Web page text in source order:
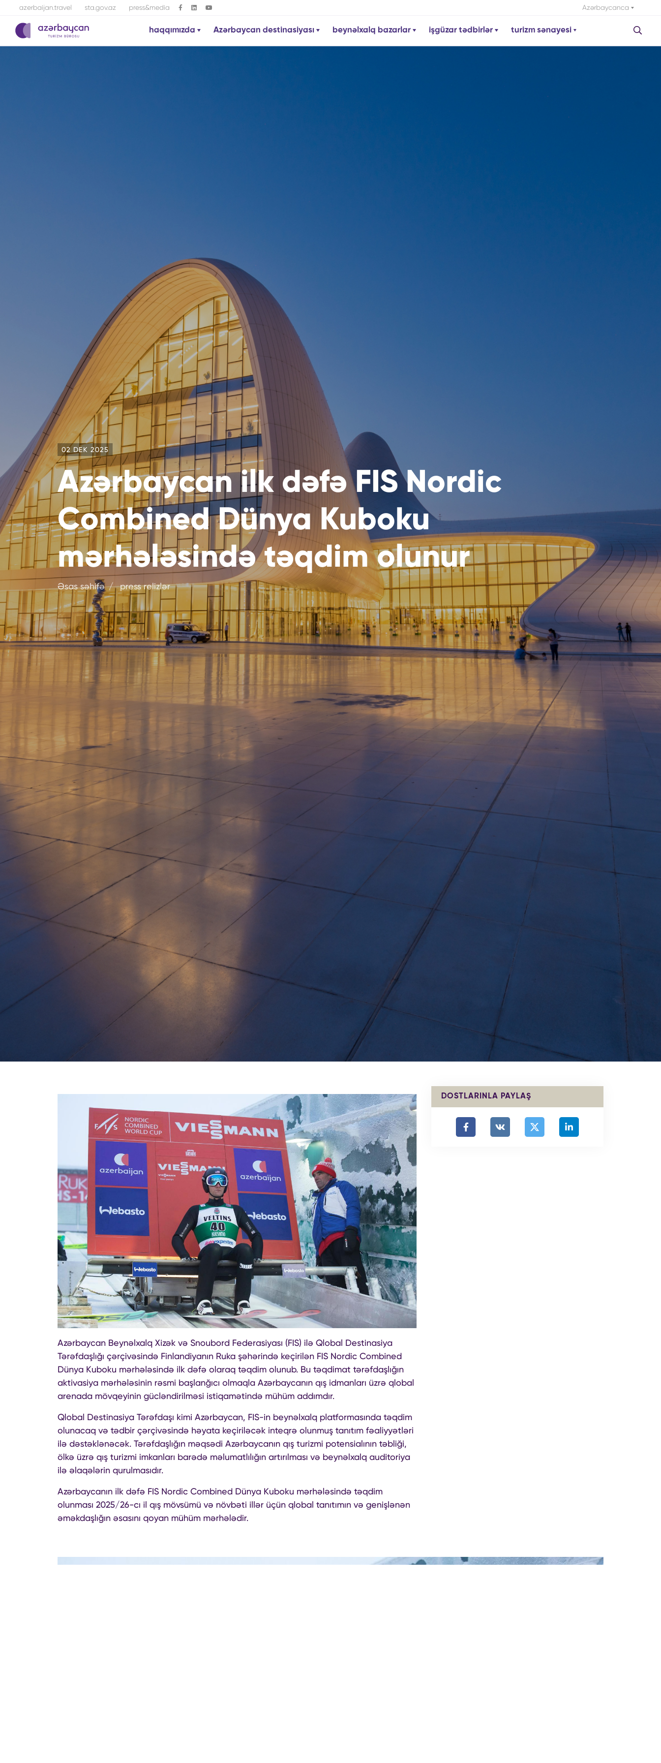
azerbaijan.travel sta.gov.az press&media Azərbaycanca
haqqımızda Azərbaycan destinasiyası beynəlxalq bazarlar işgüzar tədbirlər turizm sənayesi
02 DEK 2025
Azərbaycan ilk dəfə FIS Nordic
Combined Dünya Kuboku
mərhələsində təqdim olunur
Əsas səhifə press relizlər
Azərbaycan Beynəlxalq Xizək və Snoubord Federasiyası (FIS) ilə Qlobal Destinasiya
Tərəfdaşlığı çərçivəsində Finlandiyanın Ruka şəhərində keçirilən FIS Nordic Combined
Dünya Kuboku mərhələsində ilk dəfə olaraq təqdim olunub. Bu təqdimat tərəfdaşlığın
aktivasiya mərhələsinin rəsmi başlanğıcı olmaqla Azərbaycanın qış idmanları üzrə qlobal
arenada mövqeyinin gücləndirilməsi istiqamətində mühüm addımdır.
Qlobal Destinasiya Tərəfdaşı kimi Azərbaycan, FIS-in beynəlxalq platformasında təqdim
olunacaq və tədbir çərçivəsində həyata keçiriləcək inteqrə olunmuş tanıtım fəaliyyətləri
ilə dəstəklənəcək. Tərəfdaşlığın məqsədi Azərbaycanın qış turizmi potensialının təbliği,
ölkə üzrə qış turizmi imkanları barədə məlumatlılığın artırılması və beynəlxalq auditoriya
ilə əlaqələrin qurulmasıdır.
Azərbaycanın ilk dəfə FIS Nordic Combined Dünya Kuboku mərhələsində təqdim
olunması 2025/26-cı il qış mövsümü və növbəti illər üçün qlobal tanıtımın və genişlənən
əməkdaşlığın əsasını qoyan mühüm mərhələdir.
DOSTLARINLA PAYLAŞ